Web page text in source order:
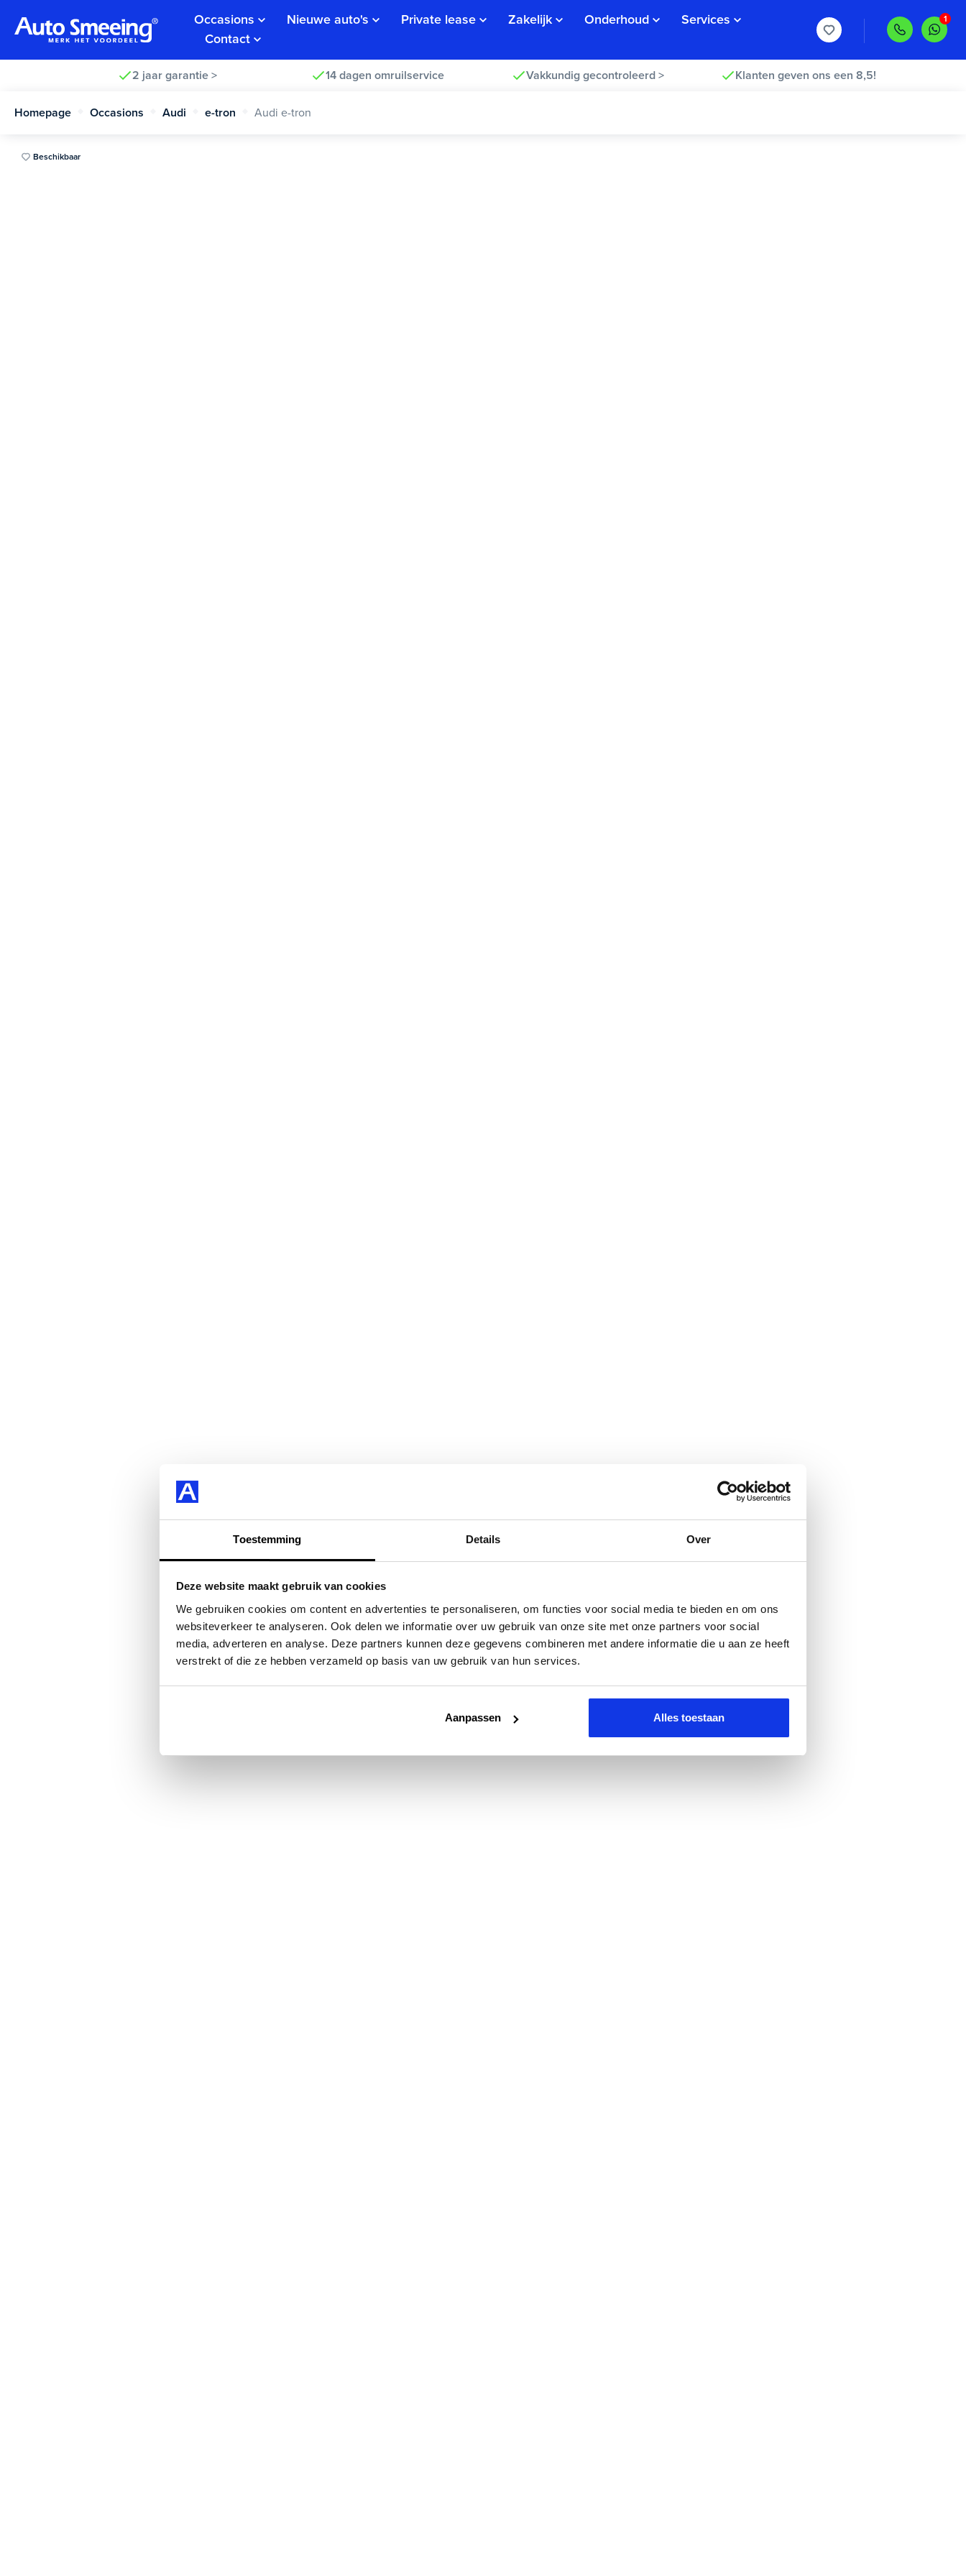
Toestemming Details Over
Deze website maakt gebruik van cookies
We gebruiken cookies om content en advertenties te personaliseren, om functies voor social media te bieden en om ons
websiteverkeer te analyseren. Ook delen we informatie over uw gebruik van onze site met onze partners voor social
media, adverteren en analyse. Deze partners kunnen deze gegevens combineren met andere informatie die u aan ze heeft
verstrekt of die ze hebben verzameld op basis van uw gebruik van hun services.
Aanpassen Alles toestaan
Occasions Nieuwe auto's Private lease Zakelijk Onderhoud
Services
Contact
2 jaar garantie > 14 dagen omruilservice Vakkundig gecontroleerd > Klanten geven ons een 8,5!
Homepage Occasions Audi e-tron Audi e-tron
Beschikbaar